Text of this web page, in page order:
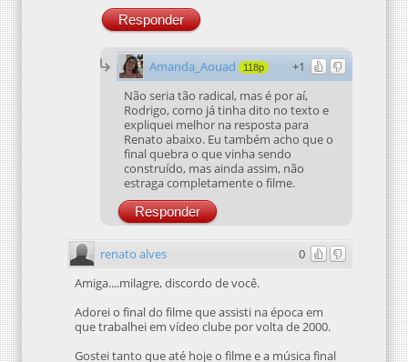
Responder
+1
Amanda_Aouad 118p
Não seria tão radical, mas é por aí,
Rodrigo, como já tinha dito no texto e
expliquei melhor na resposta para
Renato abaixo. Eu também acho que o
final quebra o que vinha sendo
construído, mas ainda assim, não
estraga completamente o filme.
Responder
0
renato alves
Amiga....milagre, discordo de você.
Adorei o final do filme que assisti na época em
que trabalhei em vídeo clube por volta de 2000.
Gostei tanto que até hoje o filme e a música final